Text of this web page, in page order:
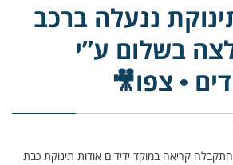
ננעלה ברכב
בשלום ע”י
• צפו🎥
(שני) בשעה 22:24, התקבלה קריאה במוקד ידידים אודות תינוקת כבת